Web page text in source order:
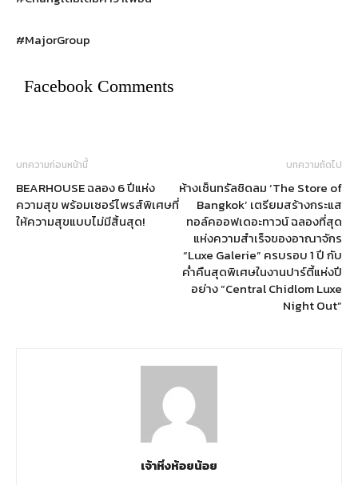
#MajorGroup
Facebook Comments
บทความก่อนหน้านี้
BEARHOUSE ฉลอง 6 ปีแห่ง
ความสุข พร้อมเซอร์ไพรส์พิเศษที่
ให้ความสุขแบบไม่มีสิ้นสุด!
บทความถัดไป
ห้างเซ็นทรัลชิดลม ‘The Store of
Bangkok’ เตรียมสร้างกระแส
ทอล์คออฟเดอะทาวน์ ฉลองที่สุด
แห่งความสำเร็จของอาณาจักร
“Luxe Galerie” ครบรอบ 1 ปี กับ
ค่ำคืนสุดพิเศษในงานปาร์ตี้แห่งปี
อย่าง “Central Chidlom Luxe
Night Out”
เจ้าหิ่งห้อยน้อย